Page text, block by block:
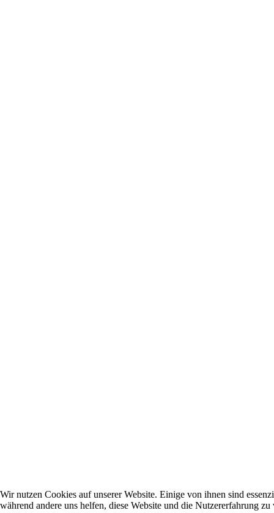
Wir nutzen Cookies auf unserer Website. Einige von ihnen sind
während andere uns helfen, diese Website und die Nutzererfahrung